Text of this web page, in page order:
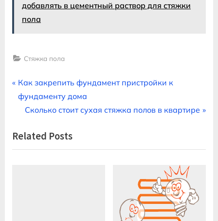
добавлять в цементный раствор для стяжки
пола
Стяжка пола
Навигация
по
P
r
i
o
Как закрепить фундамент пристройки к
фундаменту дома
N
x
t
Сколько стоит сухая стяжка полов в квартире
Related Posts